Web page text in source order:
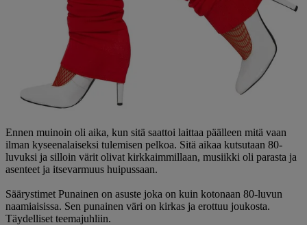
Ennen muinoin oli aika, kun sitä saattoi laittaa päälleen mitä vaan
ilman kyseenalaiseksi tulemisen pelkoa. Sitä aikaa kutsutaan 80-
luvuksi ja silloin värit olivat kirkkaimmillaan, musiikki oli parasta ja
asenteet ja itsevarmuus huipussaan.
Säärystimet Punainen on asuste joka on kuin kotonaan 80-luvun
naamiaisissa. Sen punainen väri on kirkas ja erottuu joukosta.
Täydelliset teemajuhliin.